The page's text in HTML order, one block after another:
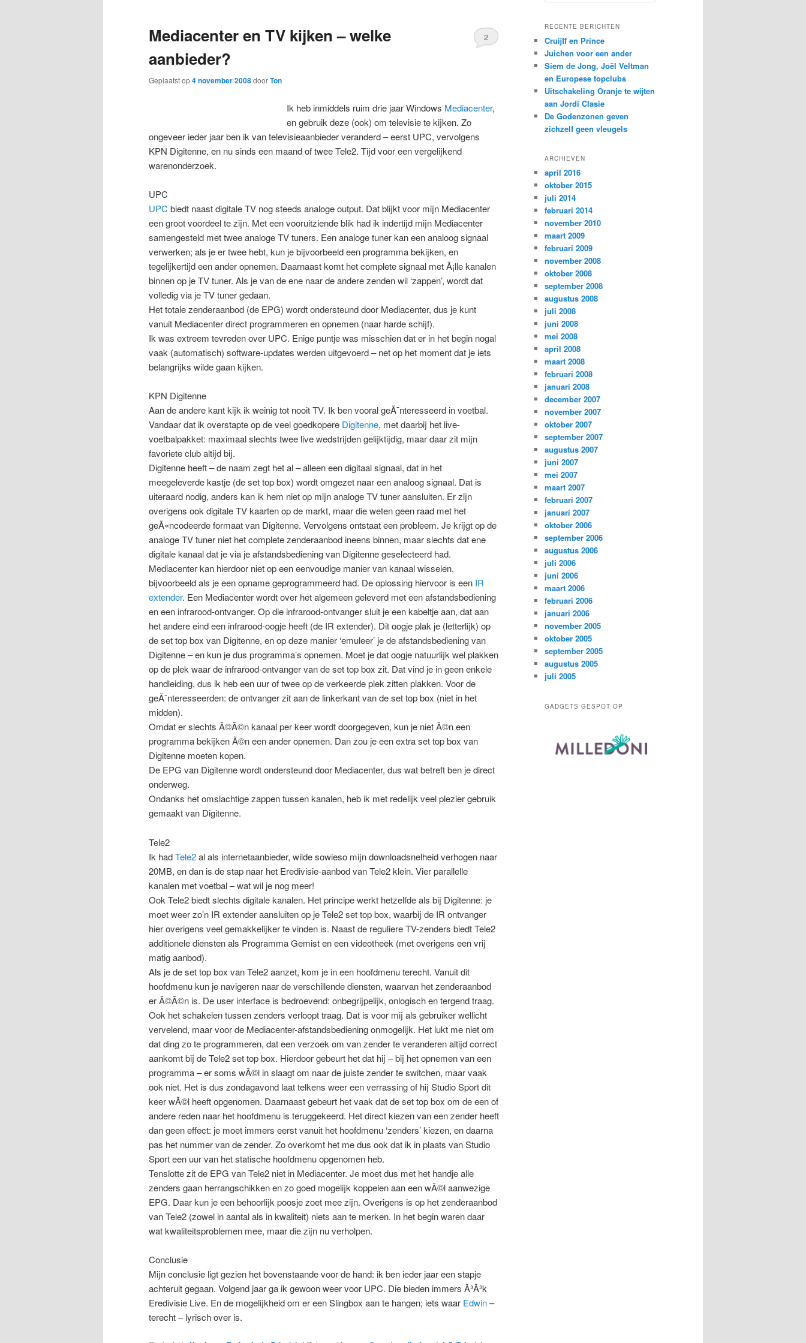
Mediacenter en TV kijken – welke
aanbieder?
Geplaatst op4 november 2008doorTon
2
Ik heb inmiddels ruim drie jaar Windows Mediacenter,
en gebruik deze (ook) om televisie te kijken. Zo
ongeveer ieder jaar ben ik van televisieaanbieder veranderd – eerst UPC, vervolgens
KPN Digitenne, en nu sinds een maand of twee Tele2. Tijd voor een vergelijkend
warenonderzoek.
UPC
UPC biedt naast digitale TV nog steeds analoge output. Dat blijkt voor mijn Mediacenter
een groot voordeel te zijn. Met een vooruitziende blik had ik indertijd mijn Mediacenter
samengesteld met twee analoge TV tuners. Een analoge tuner kan een analoog signaal
verwerken; als je er twee hebt, kun je bijvoorbeeld een programma bekijken, en
tegelijkertijd een ander opnemen. Daarnaast komt het complete signaal met Ã¡lle kanalen
binnen op je TV tuner. Als je van de ene naar de andere zenden wil ‘zappen’, wordt dat
volledig via je TV tuner gedaan.
Het totale zenderaanbod (de EPG) wordt ondersteund door Mediacenter, dus je kunt
vanuit Mediacenter direct programmeren en opnemen (naar harde schijf).
Ik was extreem tevreden over UPC. Enige puntje was misschien dat er in het begin nogal
vaak (automatisch) software-updates werden uitgevoerd – net op het moment dat je iets
belangrijks wilde gaan kijken.
KPN Digitenne
Aan de andere kant kijk ik weinig tot nooit TV. Ik ben vooral geÃ¯nteresseerd in voetbal.
Vandaar dat ik overstapte op de veel goedkopere Digitenne, met daarbij het live-
voetbalpakket: maximaal slechts twee live wedstrijden gelijktijdig, maar daar zit mijn
favoriete club altijd bij.
Digitenne heeft – de naam zegt het al – alleen een digitaal signaal, dat in het
meegeleverde kastje (de set top box) wordt omgezet naar een analoog signaal. Dat is
uiteraard nodig, anders kan ik hem niet op mijn analoge TV tuner aansluiten. Er zijn
overigens ook digitale TV kaarten op de markt, maar die weten geen raad met het
geÃ«ncodeerde formaat van Digitenne. Vervolgens ontstaat een probleem. Je krijgt op de
analoge TV tuner niet het complete zenderaanbod ineens binnen, maar slechts dat ene
digitale kanaal dat je via je afstandsbediening van Digitenne geselecteerd had.
Mediacenter kan hierdoor niet op een eenvoudige manier van kanaal wisselen,
bijvoorbeeld als je een opname geprogrammeerd had. De oplossing hiervoor is een IR
extender. Een Mediacenter wordt over het algemeen geleverd met een afstandsbediening
en een infrarood-ontvanger. Op die infrarood-ontvanger sluit je een kabeltje aan, dat aan
het andere eind een infrarood-oogje heeft (de IR extender). Dit oogje plak je (letterlijk) op
de set top box van Digitenne, en op deze manier ‘emuleer’ je de afstandsbediening van
Digitenne – en kun je dus programma’s opnemen. Moet je dat oogje natuurlijk wel plakken
op de plek waar de infrarood-ontvanger van de set top box zit. Dat vind je in geen enkele
handleiding, dus ik heb een uur of twee op de verkeerde plek zitten plakken. Voor de
geÃ¯nteresseerden: de ontvanger zit aan de linkerkant van de set top box (niet in het
midden).
Omdat er slechts Ã©Ã©n kanaal per keer wordt doorgegeven, kun je niet Ã©n een
programma bekijken Ã©n een ander opnemen. Dan zou je een extra set top box van
Digitenne moeten kopen.
De EPG van Digitenne wordt ondersteund door Mediacenter, dus wat betreft ben je direct
onderweg.
Ondanks het omslachtige zappen tussen kanalen, heb ik met redelijk veel plezier gebruik
gemaakt van Digitenne.
Tele2
Ik hadTele2al als internetaanbieder, wilde sowieso mijn downloadsnelheid verhogen naar
20MB, en dan is de stap naar het Eredivisie-aanbod van Tele2 klein. Vier parallelle
kanalen met voetbal – wat wil je nog meer!
Ook Tele2 biedt slechts digitale kanalen. Het principe werkt hetzelfde als bij Digitenne: je
moet weer zo’n IR extender aansluiten op je Tele2 set top box, waarbij de IR ontvanger
hier overigens veel gemakkelijker te vinden is. Naast de reguliere TV-zenders biedt Tele2
additionele diensten als Programma Gemist en een videotheek (met overigens een vrij
matig aanbod).
Als je de set top box van Tele2 aanzet, kom je in een hoofdmenu terecht. Vanuit dit
hoofdmenu kun je navigeren naar de verschillende diensten, waarvan het zenderaanbod
er Ã©Ã©n is. De user interface is bedroevend: onbegrijpelijk, onlogisch en tergend traag.
Ook het schakelen tussen zenders verloopt traag. Dat is voor mij als gebruiker wellicht
vervelend, maar voor de Mediacenter-afstandsbediening onmogelijk. Het lukt me niet om
dat ding zo te programmeren, dat een verzoek om van zender te veranderen altijd correct
aankomt bij de Tele2 set top box. Hierdoor gebeurt het dat hij – bij het opnemen van een
programma – er soms wÃ©l in slaagt om naar de juiste zender te switchen, maar vaak
ook niet. Het is dus zondagavond laat telkens weer een verrassing of hij Studio Sport dit
keer wÃ©l heeft opgenomen. Daarnaast gebeurt het vaak dat de set top box om de een of
andere reden naar het hoofdmenu is teruggekeerd. Het direct kiezen van een zender heeft
dan geen effect: je moet immers eerst vanuit het hoofdmenu ‘zenders’ kiezen, en daarna
pas het nummer van de zender. Zo overkomt het me dus ook dat ik in plaats van Studio
Sport een uur van het statische hoofdmenu opgenomen heb.
Tenslotte zit de EPG van Tele2 niet in Mediacenter. Je moet dus met het handje alle
zenders gaan herrangschikken en zo goed mogelijk koppelen aan een wÃ©l aanwezige
EPG. Daar kun je een behoorlijk poosje zoet mee zijn. Overigens is op het zenderaanbod
van Tele2 (zowel in aantal als in kwaliteit) niets aan te merken. In het begin waren daar
wat kwaliteitsproblemen mee, maar die zijn nu verholpen.
Conclusie
Mijn conclusie ligt gezien het bovenstaande voor de hand: ik ben ieder jaar een stapje
achteruit gegaan. Volgend jaar ga ik gewoon weer voor UPC. Die bieden immers Ã³Ã³k
Eredivisie Live. En de mogelijkheid om er een Slingbox aan te hangen; iets waar Edwin–
terecht – lyrisch over is.
k
n
RECENTE BERICHTEN
Cruijff en Prince
Juichen voor een ander
Siem de Jong, Joël Veltman
en Europese topclubs
Uitschakeling Oranje te wijten
aan Jordi Clasie
De Godenzonen geven
zichzelf geen vleugels
ARCHIEVEN
april 2016
oktober 2015
juli 2014
februari 2014
november 2010
maart 2009
februari 2009
november 2008
oktober 2008
september 2008
augustus 2008
juli 2008
juni 2008
mei 2008
april 2008
maart 2008
februari 2008
januari 2008
december 2007
november 2007
oktober 2007
september 2007
augustus 2007
juni 2007
mei 2007
maart 2007
februari 2007
januari 2007
oktober 2006
september 2006
augustus 2006
juli 2006
juni 2006
maart 2006
februari 2006
januari 2006
november 2005
oktober 2005
september 2005
augustus 2005
juli 2005
GADGETS GESPOT OP